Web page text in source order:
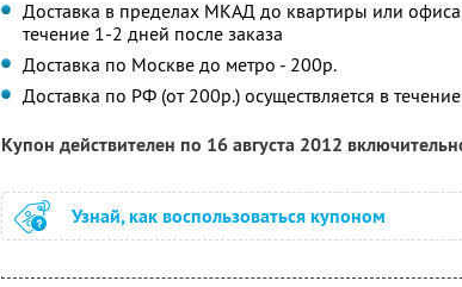
Доставка в пределах МКАД до квартиры или офиса
течение 1-2 дней после заказа
Доставка по Москве до метро - 200р.
Доставка по РФ (от 200р.) осуществляется в
Купон действителен по 16 августа 2012
Узнай, как воспользоваться купоном